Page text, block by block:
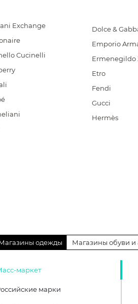
Exchange
Cucinelli
Dolce &
Emporio
Ermenegildo
Etro
Fendi
Gucci
Hermès
одежды Магазины обуви и
маркет
марки